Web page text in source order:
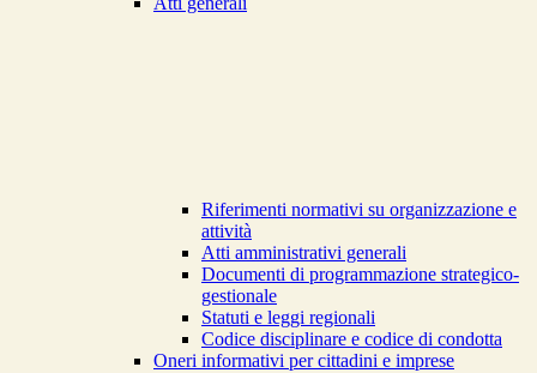
Riferimenti normativi su organizzazione e
attività
Atti amministrativi generali
Documenti di programmazione strategico-
gestionale
Statuti e leggi regionali
Codice disciplinare e codice di condotta
Oneri informativi per cittadini e imprese